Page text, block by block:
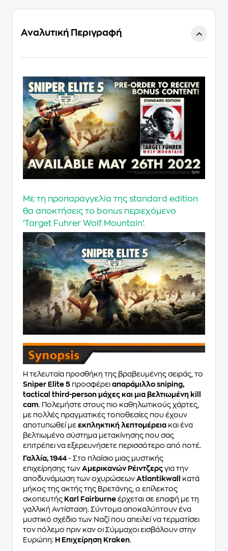
Αναλυτική Περιγραφή
Με τη προπαραγγελία της standard edition
θα αποκτήσεις το bonus περιεχόμενο
‘Target Fuhrer Wolf Mountain’.
Η τελευταία προσθήκη της βραβευμένης σειράς, το
Sniper Elite 5 προσφέρει απαράμιλλο sniping,
tactical third-person μάχες και μια βελτιωμένη kill
cam. Πολεμήστε στους πιο καθηλωτικούς χάρτες,
με πολλές πραγματικές τοποθεσίες που έχουν
αποτυπωθεί με εκπληκτική λεπτομέρεια και ένα
βελτιωμένο σύστημα μετακίνησης που σας
επιτρέπει να εξερευνήσετε περισσότερο από ποτέ.
Γαλλία, 1944 - Στο πλαίσιο μιας μυστικής
επιχείρησης των Αμερικανών Ρέιντζερς για την
αποδυνάμωση των οχυρώσεων Atlantikwall
κατά
μήκος της ακτής της Βρετάνης, ο επίλεκτος
σκοπευτής Karl Fairburne έρχεται σε επαφή με τη
γαλλική Αντίσταση. Σύντομα αποκαλύπτουν ένα
μυστικό σχέδιο των Ναζί που απειλεί να τερματίσει
τον πόλεμο πριν καν οι Σύμμαχοι εισβάλουν στην
Ευρώπη: Η Επιχείρηση Kraken.